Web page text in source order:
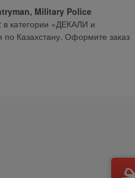
Military Police
в категории «ДЕКАЛИ и
по Казахстану. Оформите заказ